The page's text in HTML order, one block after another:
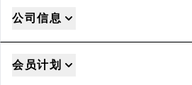
公司信息
会员计划